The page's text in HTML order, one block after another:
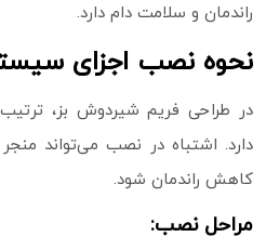
راندمان و سلامت دام دارد.
نحوه نصب اجزای
در طراحی فریم شیردوش بز،
دارد. اشتباه در نصب می‌تواند
کاهش راندمان شود.
مراحل نصب: